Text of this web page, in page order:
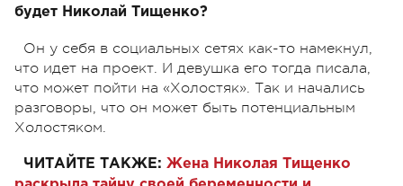
будет Николай Тищенко?
Он у себя в социальных сетях как-то намекнул,
что идет на проект. И девушка его тогда писала,
что может пойти на «Холостяк». Так и начались
разговоры, что он может быть потенциальным
Холостяком.
ЧИТАЙТЕ ТАКЖЕ: Жена Николая Тищенко